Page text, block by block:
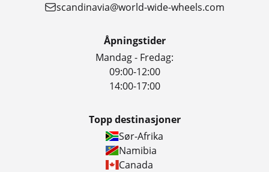
scandinavia@world-wide-wheels.com
Åpningstider
Mandag - Fredag:
09:00-12:00
14:00-17:00
Topp destinasjoner
Sør-Afrika
Namibia
Canada